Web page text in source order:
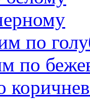
по
по